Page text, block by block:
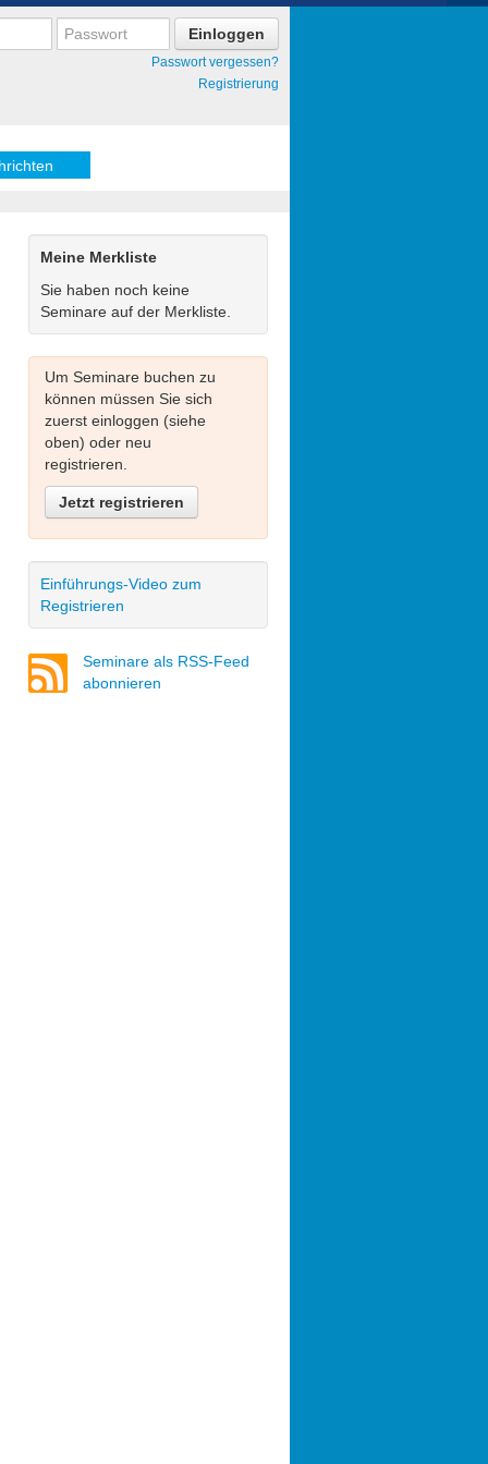
Passwort vergessen?
Registrierung
Meine Merkliste
Sie haben noch keine
Seminare auf der Merkliste.
Um Seminare buchen zu
können müssen Sie sich
zuerst einloggen (siehe
oben) oder neu
registrieren.
Jetzt registrieren
Einführungs-Video zum
Registrieren
Seminare als RSS-Feed
abonnieren